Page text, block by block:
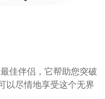
佳伴侣，它帮助您突破
以尽情地享受这个无界